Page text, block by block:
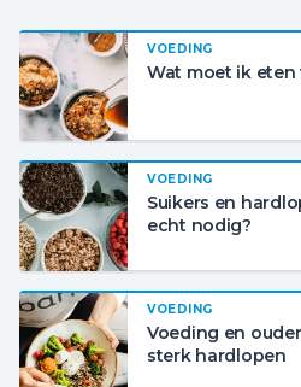
VOEDING
Wat moet ik
VOEDING
Suikers en
echt nodig?
VOEDING
Voeding en
sterk hardlopen